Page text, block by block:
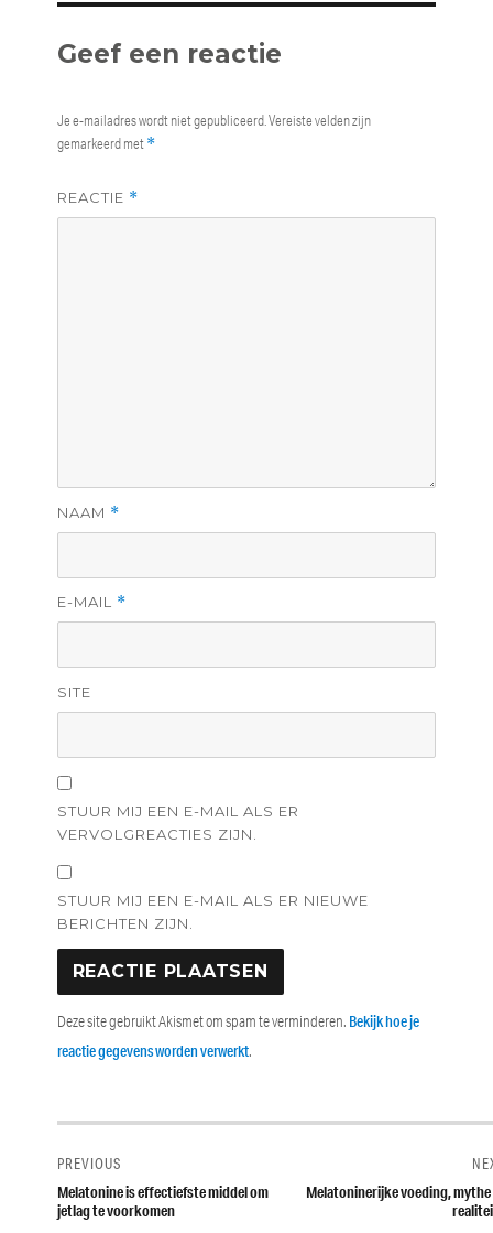
Geef een reactie
Je e-mailadres wordt niet gepubliceerd.Vereiste velden zijn
gemarkeerd met*
REACTIE *
NAAM *
E-MAIL *
SITE
STUUR MIJ EEN E-MAIL ALS ER
VERVOLGREACTIES ZIJN.
STUUR MIJ EEN E-MAIL ALS ER NIEUWE
BERICHTEN ZIJN.
Deze site gebruikt Akismet om spam te verminderen. Bekijk hoe je
reactie gegevens worden verwerkt.
Bericht
navigatie
PREVIOUS
Previous
post:
Melatonine is effectiefste middel om
jetlag te voorkomen
NextMelatoninerijke voeding,